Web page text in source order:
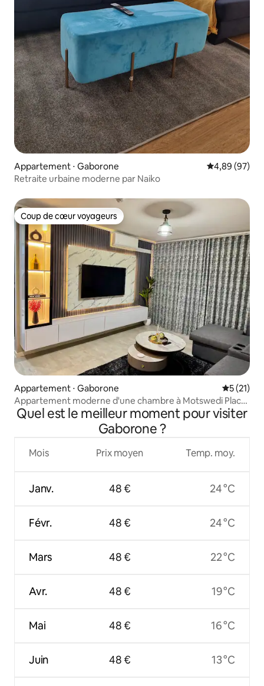
Appartement ⋅ Gaborone Évaluation
4,89 (97)
Retraite urbaine moderne par Naiko
Coup de cœur voyageurs
Coup de cœur voyageurs
Appartement ⋅ Gaborone
5 (21)
Appartement moderne d'une chambre à Motswedi Place
2e étage
Quel est le meilleur moment pour visiter
Gaborone ?
Mois
Janv.
Févr.
Mars
Avr.
Mai
Juin
Prix moyen
48 €
48 €
48 €
48 €
48 €
48 €
Temp. moy.
24 °C
24 °C
22 °C
19 °C
16 °C
13 °C